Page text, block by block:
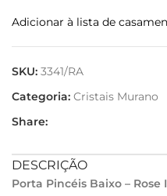
Adicionar à lista de
SKU: 3341/RA
Categoria: Cristais Murano
Share:
DESCRIÇÃO
Porta Pincéis Baixo –